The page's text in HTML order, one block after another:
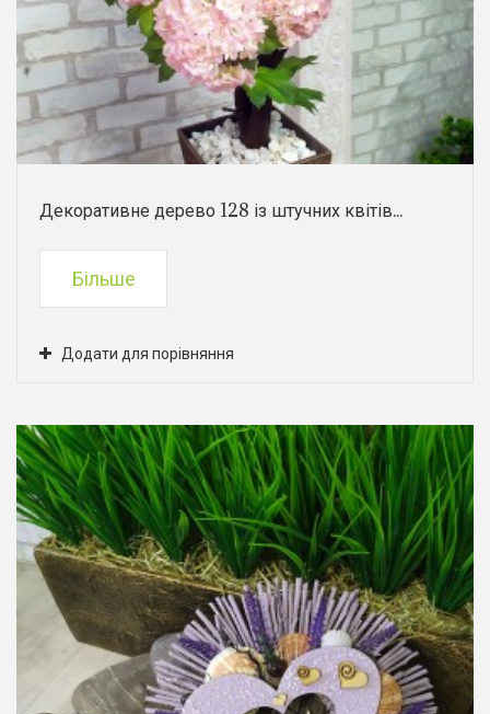
Декоративне дерево 128 із штучних квітів...
Більше
Додати для порівняння